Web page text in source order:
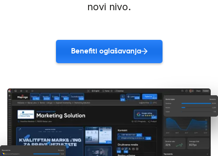
novi nivo.
Benefiti oglašavanja